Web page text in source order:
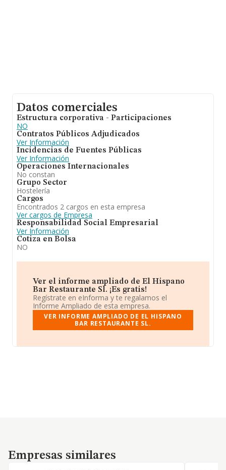
Datos comerciales
Estructura corporativa - Participaciones
NO
Contratos Públicos Adjudicados
Ver Información
Incidencias de Fuentes Públicas
Ver Información
Operaciones Internacionales
No constan
Grupo Sector
Hostelería
Cargos
Encontrados 2 cargos en esta empresa
Ver cargos de Empresa
Responsabilidad Social Empresarial
Ver Información
Cotiza en Bolsa
NO
Ver el informe ampliado de El Hispano
Bar Restaurante Sl. ¡Es gratis!
Regístrate en eInforma y te regalamos el
Informe Ampliado de esta empresa.
VER INFORME AMPLIADO DE EL HISPANO
BAR RESTAURANTE SL.
Empresas similares
Empresas similares